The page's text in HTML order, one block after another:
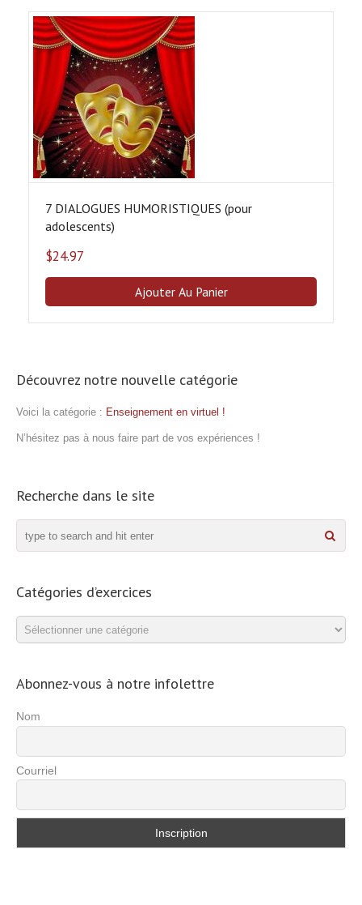
7 DIALOGUES HUMORISTIQUES (pour
adolescents)
$24.97
Ajouter Au Panier
Découvrez notre nouvelle catégorie
Voici la catégorie : Enseignement en virtuel !
N’hésitez pas à nous faire part de vos expériences !
Recherche dans le site
Catégories d’exercices
Catégories
d’exercices
Abonnez-vous à notre infolettre
Nom
Courriel